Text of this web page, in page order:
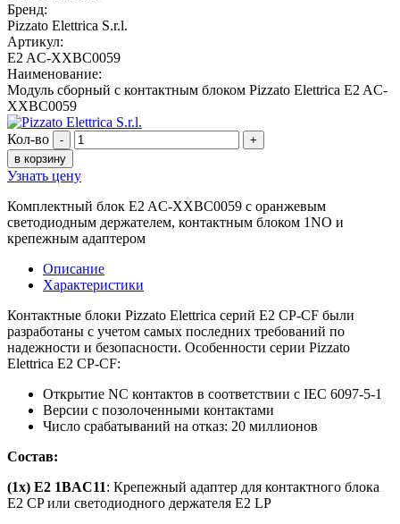
Бренд:
Pizzato Elettrica S.r.l.
Артикул:
E2 AC-XXBC0059
Наименование:
Модуль сборный с контактным блоком Pizzato Elettrica E2 AC-
XXBC0059
Кол-во -
+
в корзину
Узнать цену
Комплектный блок E2 AC-XXBC0059 с оранжевым
светодиодным держателем, контактным блоком 1NO и
крепежным адаптером
Описание
Характеристики
Контактные блоки Pizzato Elettrica серий E2 CP-CF были
разработаны с учетом самых последних требований по
надежности и безопасности. Особенности серии Pizzato
Elettrica E2 CP-CF:
Открытие NC контактов в соответствии с IEC 6097-5-1
Версии с позолоченными контактами
Число срабатываний на отказ: 20 миллионов
Состав:
(1x) E2 1BAC11: Крепежный адаптер для контактного блока
E2 CP или светодиодного держателя E2 LP